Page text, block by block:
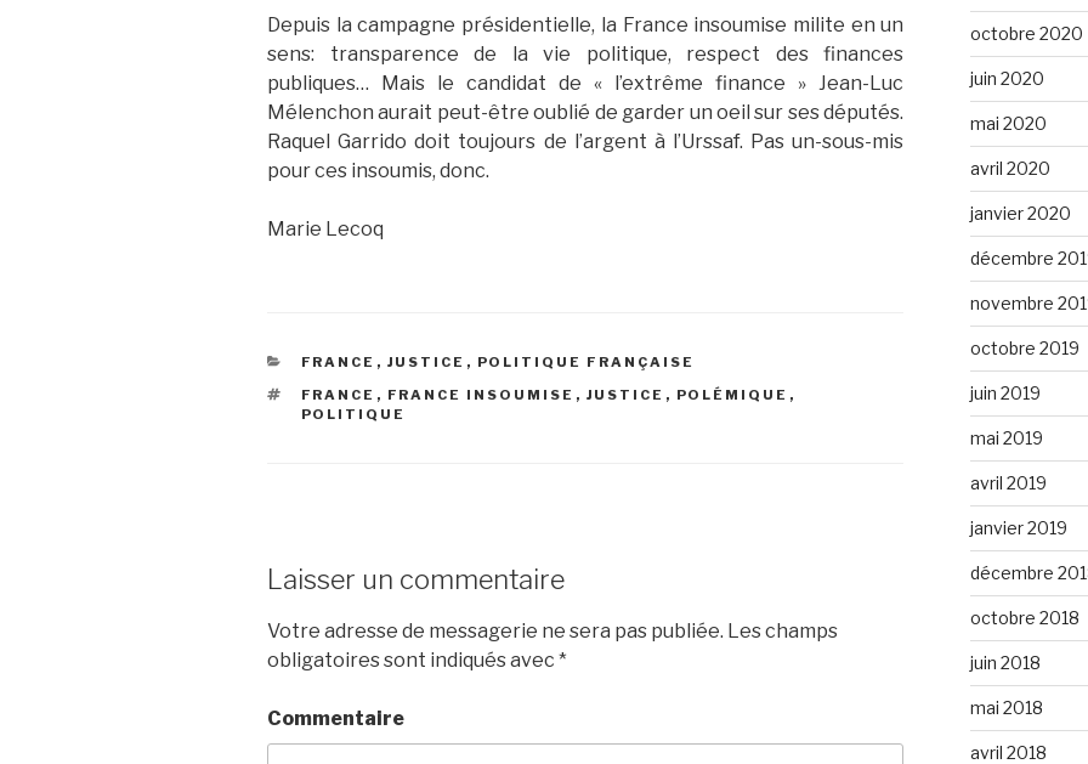
Depuis la campagne présidentielle, la France insoumise milite en un
sens: transparence de la vie politique, respect des finances
publiques… Mais le candidat de « l’extrême finance » Jean-Luc
Mélenchon aurait peut-être oublié de garder un oeil sur ses députés.
Raquel Garrido doit toujours de l’argent à l’Urssaf. Pas un-sous-mis
pour ces insoumis, donc.
Marie Lecoq
CATÉGORIES
FRANCE , JUSTICE , POLITIQUE FRANÇAISE
ÉTIQUETTES
FRANCE , FRANCE INSOUMISE , JUSTICE , POLÉMIQUE ,
POLITIQUE
Laisser un commentaire
Votre adresse de messagerie ne sera pas publiée. Les champs
obligatoires sont indiqués avec *
Commentaire
octobre 2020
juin 2020
mai 2020
avril 2020
janvier 2020
décembre
novembre
octobre 2019
juin 2019
mai 2019
avril 2019
janvier 2019
décembre
octobre 2018
juin 2018
mai 2018
avril 2018